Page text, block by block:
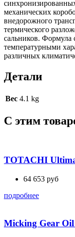
механических
внедорожного
термического
сальников. Формула
температурными
различных
Детали
Вес 4.1 kg
С этим
TOTACHI
64 653 руб
подробнее
Micking Gear